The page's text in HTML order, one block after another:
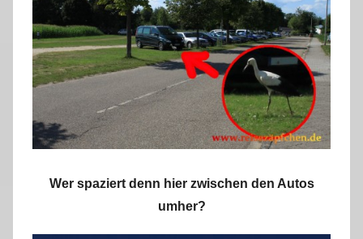
Wer spaziert denn hier zwischen den Autos
umher?